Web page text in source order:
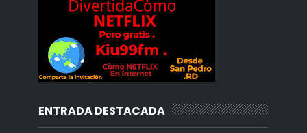
ENTRADA DESTACADA